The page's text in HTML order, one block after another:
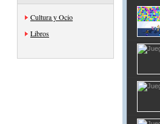
Cultura y Ocio
Libros